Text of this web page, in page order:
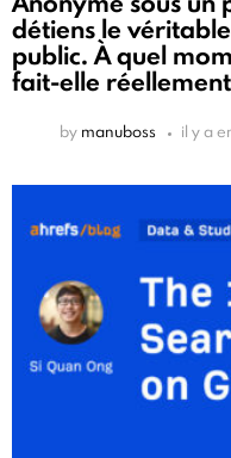
détiens le
public. À quel
fait-elle réellement
by manuboss il y a